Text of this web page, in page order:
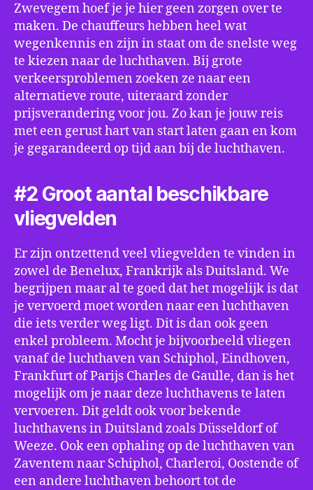
Zwevegem hoef je je hier geen zorgen over te
maken. De chauffeurs hebben heel wat
wegenkennis en zijn in staat om de snelste weg
te kiezen naar de luchthaven. Bij grote
verkeersproblemen zoeken ze naar een
alternatieve route, uiteraard zonder
prijsverandering voor jou. Zo kan je jouw reis
met een gerust hart van start laten gaan en kom
je gegarandeerd op tijd aan bij de luchthaven.
#2 Groot aantal beschikbare
vliegvelden
Er zijn ontzettend veel vliegvelden te vinden in
zowel de Benelux, Frankrijk als Duitsland. We
begrijpen maar al te goed dat het mogelijk is dat
je vervoerd moet worden naar een luchthaven
die iets verder weg ligt. Dit is dan ook geen
enkel probleem. Mocht je bijvoorbeeld vliegen
vanaf de luchthaven van Schiphol, Eindhoven,
Frankfurt of Parijs Charles de Gaulle, dan is het
mogelijk om je naar deze luchthavens te laten
vervoeren. Dit geldt ook voor bekende
luchthavens in Duitsland zoals Düsseldorf of
Weeze. Ook een ophaling op de luchthaven van
Zaventem naar Schiphol, Charleroi, Oostende of
een andere luchthaven behoort tot de